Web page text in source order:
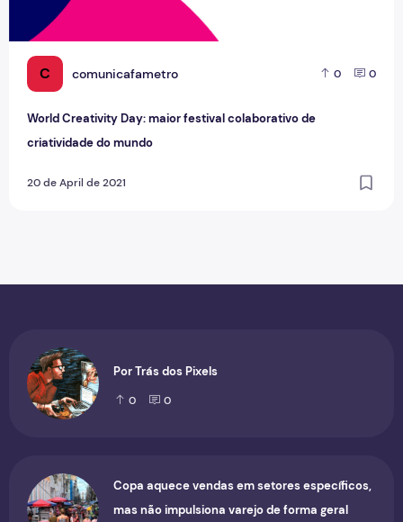
C comunicafametro 0 0
World Creativity Day: maior festival colaborativo de
criatividade do mundo
20 de April de 2021
Por Trás dos Pixels
0 0
Copa aquece vendas em setores específicos,
mas não impulsiona varejo de forma geral